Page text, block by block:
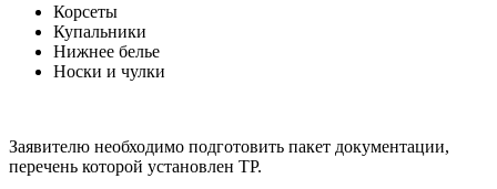
Корсеты
Купальники
Нижнее белье
Носки и чулки
Заявителю необходимо подготовить пакет документации,
перечень которой установлен ТР.